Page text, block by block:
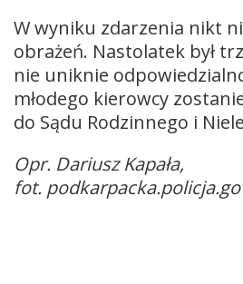
W wyniku zdarzenia nikt
obrażeń. Nastolatek był
nie uniknie
młodego kierowcy
do Sądu Rodzinnego i
Opr. Dariusz Kapała,
fot.